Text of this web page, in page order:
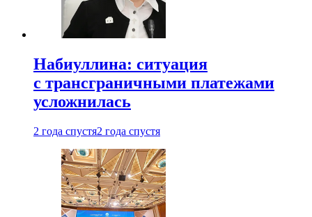
Набиуллина: ситуация
с трансграничными платежами
усложнилась
2 года спустя2 года спустя